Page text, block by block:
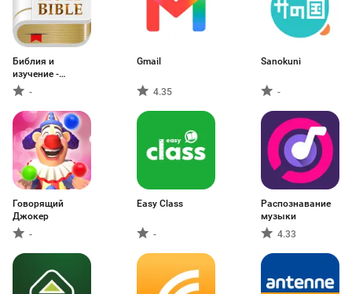
Библия и
изучение -
BIBLIATODO
-
Gmail
4.35
Sanokuni
-
Говорящий
Джокер
-
Easy Class
-
Распознавание
музыки
4.33